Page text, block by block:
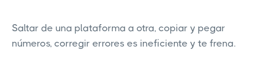
Saltar de una plataforma a otra, copiar y pegar
números, corregir errores es ineficiente y te frena.